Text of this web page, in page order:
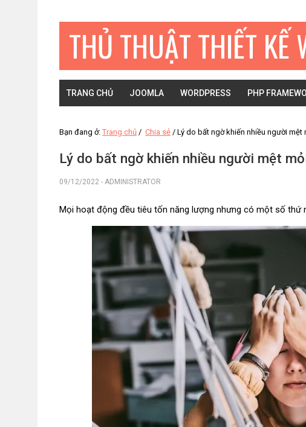
THỦ THUẬT THIẾT KẾ
TRANG CHỦ JOOMLA WORDPRESS PHP
Bạn đang ở: Trang chủ / Chia sẻ / Lý do bất ngờ khiến nhiều người mệt
Lý do bất ngờ khiến nhiều người mệt
09/12/2022 - ADMINISTRATOR
Mọi hoạt động đều tiêu tốn năng lượng nhưng có một số thứ